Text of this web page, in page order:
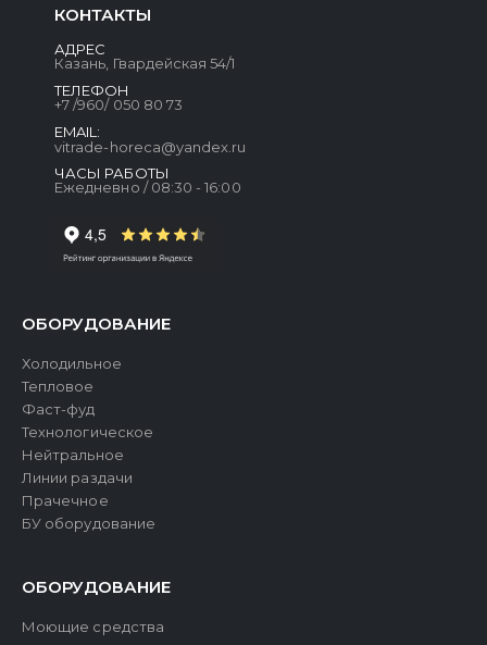
КОНТАКТЫ
АДРЕС
Казань, Гвардейская 54/1
ТЕЛЕФОН
+7 /960/ 050 80 73
EMAIL:
vitrade-horeca@yandex.ru
ЧАСЫ РАБОТЫ
Ежедневно / 08:30 - 16:00
ОБОРУДОВАНИЕ
Холодильное
Тепловое
Фаст-фуд
Технологическое
Нейтральное
Линии раздачи
Прачечное
БУ оборудование
ОБОРУДОВАНИЕ
Моющие средства